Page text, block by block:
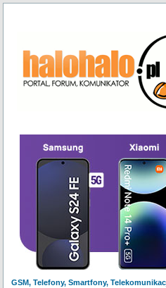
GSM, Telefony, Smartfony,